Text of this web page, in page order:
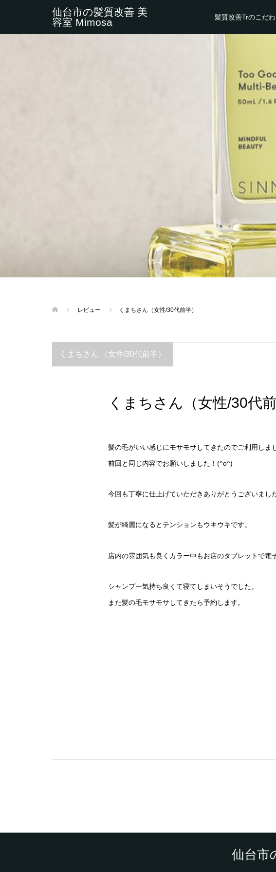
仙台市の髪質改善 美
容室 Mimosa
髪質改善Trのこだわ
レビュー くまちさん（女性/30代前半）
くまちさん （女性/30代前半）
くまちさん（女性/30代前
髪の毛がいい感じにモサモサしてきたのでご利用しま
前回と同じ内容でお願いしました！(^o^)
今回も丁寧に仕上げていただきありがとうございました
髪が綺麗になるとテンションもウキウキです。
店内の雰囲気も良くカラー中もお店のタブレットで
シャンプー気持ち良くて寝てしまいそうでした。
また髪の毛モサモサしてきたら予約します。
仙台市